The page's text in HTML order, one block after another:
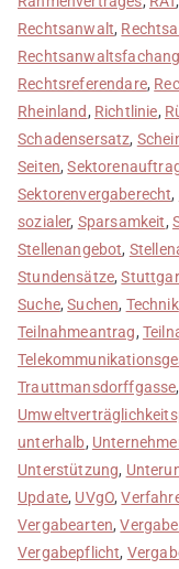
Rechtsanwalt,
Rechtsreferendare,
Rheinland, Richtlinie,
Schadensersatz,
Seiten,
Sektorenvergaberecht,
sozialer, Sparsamkeit,
Stellenangebot,
Stundensätze,
Suche,Suchen, Technik
Teilnahmeantrag,
Trauttmansdorffgasse,
unterhalb,
Unterstützung,
Update, UVgO,
Vergabearten,
Vergabepflicht,